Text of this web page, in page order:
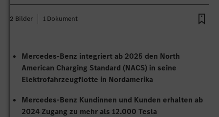
2 Bilder 1 Dokument
Mercedes-Benz integriert ab 2025 den North
American Charging Standard (NACS) in seine
Elektrofahrzeugflotte in Nordamerika
Mercedes-Benz Kundinnen und Kunden erhalten ab
2024 Zugang zu mehr als 12.000 Tesla